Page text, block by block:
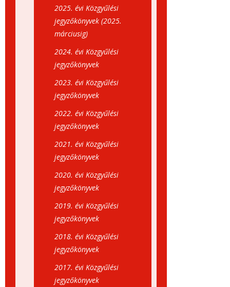
2025. évi Közgyűlési
jegyzőkönyvek (2025.
márciusig)
2024. évi Közgyűlési
jegyzőkönyvek
2023. évi Közgyűlési
jegyzőkönyvek
2022. évi Közgyűlési
jegyzőkönyvek
2021. évi Közgyűlési
jegyzőkönyvek
2020. évi Közgyűlési
jegyzőkönyvek
2019. évi Közgyűlési
jegyzőkönyvek
2018. évi Közgyűlési
jegyzőkönyvek
2017. évi Közgyűlési
jegyzőkönyvek